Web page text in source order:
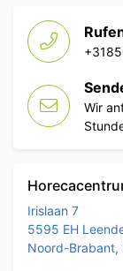
Wir
Irislaan 7
5595 EH
Noord-Brabant,